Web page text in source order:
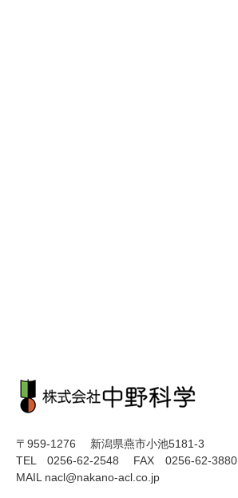
〒959-1276 新潟県燕市小池5181-3
TEL 0256-62-2548 FAX 0256-62-3880
MAIL nacl@nakano-acl.co.jp